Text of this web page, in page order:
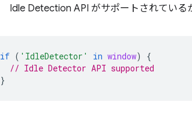
Idle Detection API がサポートされている
if ( 'IdleDetector' in window)
{
// Idle Detector API supported
}